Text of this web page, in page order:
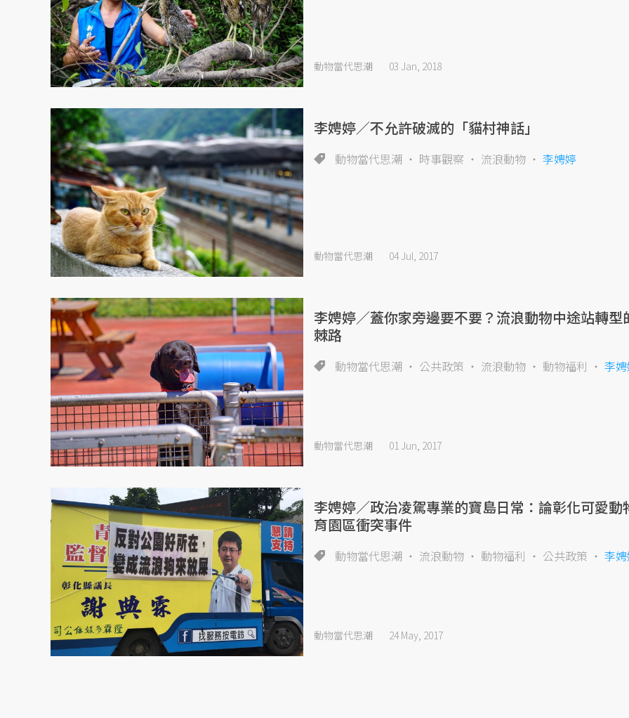
動物當代思潮 03 Jan, 2018
李娉婷／不允許破滅的「貓村神話」
動物當代思潮 時事觀察 流浪動物 李娉婷
動物當代思潮 04 Jul, 2017
李娉婷／蓋你家旁邊要不要？流浪動物中途站轉型
棘路
動物當代思潮 公共政策 流浪動物 動物福利 李
動物當代思潮 01 Jun, 2017
李娉婷／政治凌駕專業的寶島日常：論彰化可愛動
育園區衝突事件
動物當代思潮 流浪動物 動物福利 公共政策 李
動物當代思潮 24 May, 2017